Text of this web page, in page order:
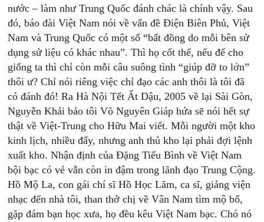
nước – làm như Trung Quốc đánh chác là chính vậy. Sau
đó, báo đài Việt Nam nói về vấn đề Điện Biên Phủ, Việt
Nam và Trung Quốc có một số “bất đồng do mỗi bên sử
dụng sử liệu có khác nhau”. Thì họ cốt thế, nếu để cho
giống ta thì chỉ còn mỗi câu suông tình “giúp đỡ to lớn”
thôi ư? Chỉ nói riêng việc chỉ đạo các anh thôi là tôi đã
có đánh đó! Ra Hà Nội Tết Ất Dậu, 2005 về lại Sài Gòn,
Nguyễn Khải bảo tôi Võ Nguyên Giáp hứa sẽ nói hết sự
thật về Việt-Trung cho Hữu Mai viết. Mỗi người một kho
kinh lịch, nhiều đấy, nhưng anh thủ kho lại phải đợi lệnh
xuất kho. Nhận định của Đặng Tiểu Bình về Việt Nam
bội bạc có vẻ vẫn còn in đậm trong lãnh đạo Trung Cộng.
Hồ Mộ La, con gái chí sĩ Hồ Học Lãm, ca sĩ, giảng viện
nhạc đến nhà tôi, than thở chị về Vân Nam tìm mộ bố,
gặp đám bạn học xưa, họ đều kêu Việt Nam bạc. Chó nó